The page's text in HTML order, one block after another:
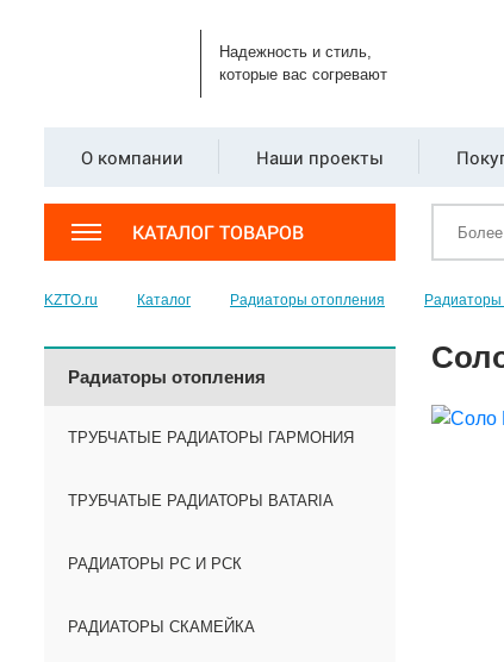
Надежность и стиль,
которые вас согревают
О компании Наши проекты
КАТАЛОГ ТОВАРОВ
KZTO.ru Каталог Радиаторы отопления
Радиаторы отопления
ТРУБЧАТЫЕ РАДИАТОРЫ ГАРМОНИЯ
ТРУБЧАТЫЕ РАДИАТОРЫ BATARIA
РАДИАТОРЫ РС И РСК
РАДИАТОРЫ СКАМЕЙКА